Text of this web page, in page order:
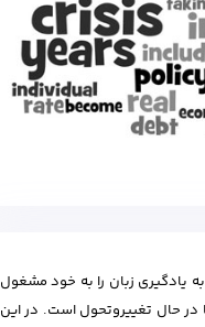
یادگیری زبان را به خود مشغول
در حال تغییروتحول است. در این